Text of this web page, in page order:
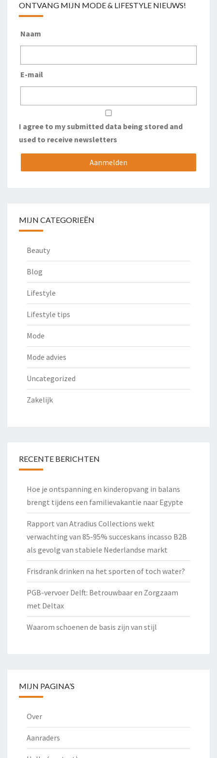
ONTVANG MIJN MODE & LIFESTYLE NIEUWS!
Naam
E-mail
I agree to my submitted data being stored and
used to receive newsletters
MIJN CATEGORIEËN
Beauty
Blog
Lifestyle
Lifestyle tips
Mode
Mode advies
Uncategorized
Zakelijk
RECENTE BERICHTEN
Hoe je ontspanning en kinderopvang in balans
brengt tijdens een familievakantie naar Egypte
Rapport van Atradius Collections wekt
verwachting van 85-95% succeskans incasso B2B
als gevolg van stabiele Nederlandse markt
Frisdrank drinken na het sporten of toch water?
PGB-vervoer Delft: Betrouwbaar en Zorgzaam
met Deltax
Waarom schoenen de basis zijn van stijl
MIJN PAGINA’S
Over
Aanraders